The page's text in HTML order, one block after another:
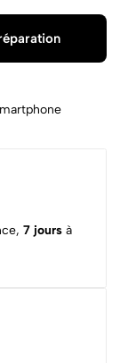
7 jours à